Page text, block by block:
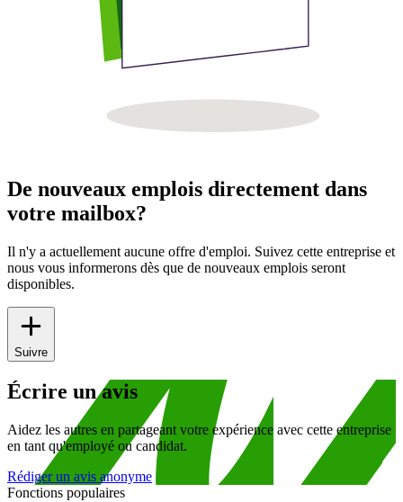
De nouveaux emplois directement dans
votre mailbox?
Il n'y a actuellement aucune offre d'emploi. Suivez cette entreprise et
nous vous informerons dès que de nouveaux emplois seront
disponibles.
Suivre
Écrire un avis
Aidez les autres en partageant votre expérience avec cette entreprise
en tant qu'employé ou candidat.
Rédiger un avis anonyme
Fonctions populaires